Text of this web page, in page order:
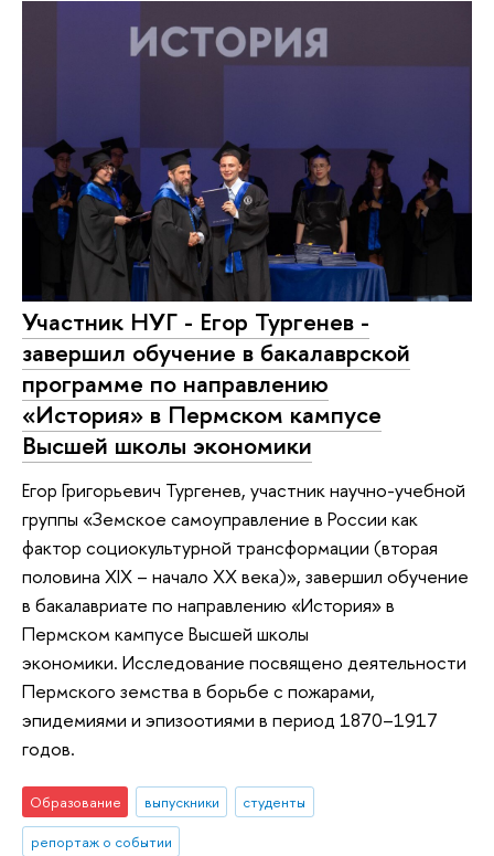
Участник НУГ - Егор Тургенев -
завершил обучение в бакалаврской
программе по направлению
«История» в Пермском кампусе
Высшей школы экономики
Егор Григорьевич Тургенев, участник научно-учебной
группы «Земское самоуправление в России как
фактор социокультурной трансформации (вторая
половина XIX – начало XX века)», завершил обучение
в бакалавриате по направлению «История» в
Пермском кампусе Высшей школы
экономики. Исследование посвящено деятельности
Пермского земства в борьбе с пожарами,
эпидемиями и эпизоотиями в период 1870–1917
годов.
Образование выпускники
студенты
репортаж о событии